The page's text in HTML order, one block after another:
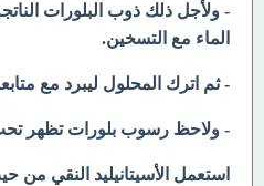
- ولأجل ذلك ذوب البلورات
الماء مع التسخين.
- ثم اترك المحلول ليبرد مع
- ولاحظ رسوب بلورات تظهر
استعمل الأسيتانيليد النقي من